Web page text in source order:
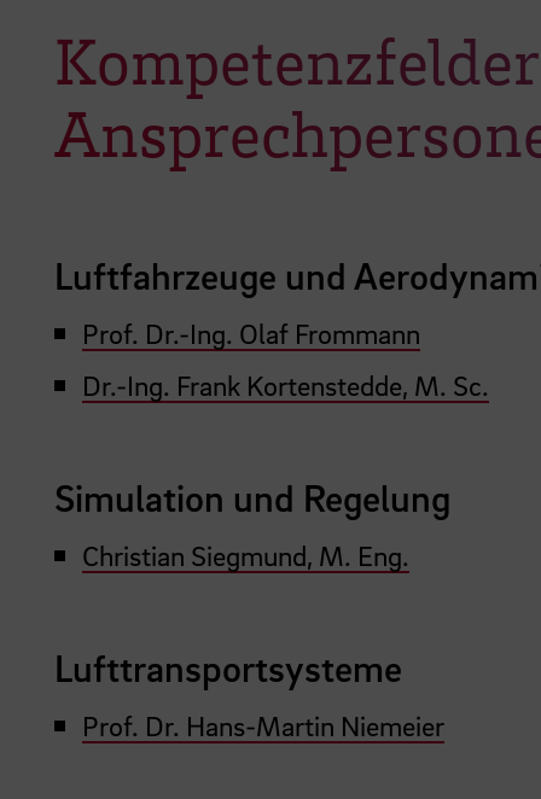
Luftfahrzeuge und
Prof. Dr.-Ing. Olaf Frommann
Dr.-Ing. Frank Kortenstedde, M. Sc.
Simulation und Regelung
Christian Siegmund, M. Eng.
Lufttransportsysteme
Prof. Dr. Hans-Martin Niemeier